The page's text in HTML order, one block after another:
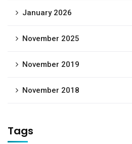
January 2026
November 2025
November 2019
November 2018
Tags